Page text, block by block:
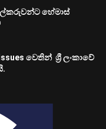
හේමාස්
වෙතින් ශ්‍රී ලංකාවේ